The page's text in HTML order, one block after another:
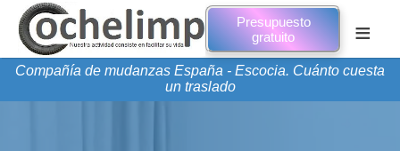
Presupuesto
gratuito
≡
Compañía de mudanzas España - Escocia. Cuánto cuesta
un traslado